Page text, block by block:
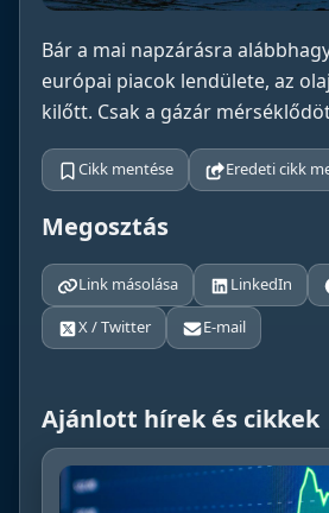
Bár a mai napzárásra
európai piacok lendülete, az
kilőtt. Csak a gázár
Cikk mentése Eredeti cikk
Megosztás
Link másolása LinkedIn
X / Twitter
E-mail
Ajánlott hírek és cikkek